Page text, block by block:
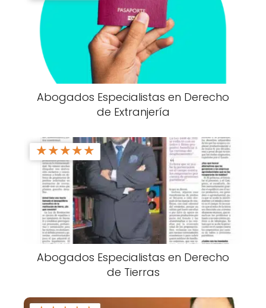
Abogados Especialistas en Derecho
de Extranjería
★★★★★
Abogados Especialistas en Derecho
de Tierras